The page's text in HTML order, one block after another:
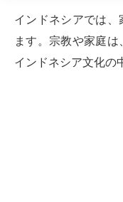
インドネシアでは
ます。宗教や家庭
インドネシア文化の